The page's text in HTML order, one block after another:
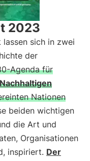
2023
lassen sich in zwei
der
Agenda für
Nachhaltigen
Nationen
beiden wichtigen
die Art und
Organisationen
inspiriert. Der